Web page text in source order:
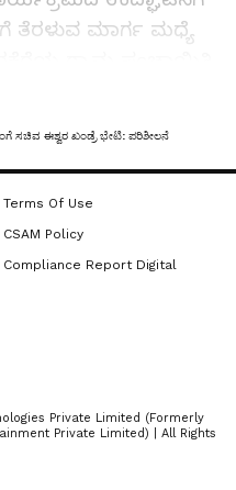
ತೆರಳುವ ಮಾರ್ಗ ಮಧ್ಯೆ
ಕೈಗೊಂಡಿರುವ
ಮಾಹಿತಿ ಪಡೆದರು. ಅಮೃತ
ಗ್ರಾಮದ
ಕೆರೆಗೆ ತಿಂಗಳೊಳಗೆ ನೀರು
ಅಧಿಕಾರಿಗಳಿಗೆ
ಭೇಟಿ ನೀಡಿದ ಅವರು,
ಯೋಜನೆಯಡಿ ಪಕ್ಕಾ ಮನೆ
ಅಧಿಕಾರಿಗಳಿಗೆ ಸೂಚನೆ
ಸಚಿವ ಈಶ್ವರ ಖಂಡ್ರೆ ಭೇಟಿ: ಪರಿಶೀಲನೆ
Terms Of Use
CSAM Policy
Compliance Report Digital
Private Limited (Formerly
Private Limited) | All Rights